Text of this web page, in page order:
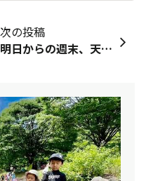
次の投稿
明日からの週末、天気は 晴れ時々曇り の予報！澄んだ空気の中で、満天の星空 を楽しめるチャンスですただし、夜は -3℃まで冷え込む予想 ❄️暖かい装いで、快適な冬キャンプをお楽しみください！直近の空き状況 &nbsp;2月8日(土)〜2月11日(火)🔹ミニログハウス／ミニログハウスプラス → エアコン完備 だから寒い夜も快適♪🔹常設テントサイト → こたつ付き でwelcomeみかんで冬キャンプでもぬくぬく快適✨🔹河原サイト → 開放感たっぷり！自然を感じるキャンプにおすすめキャンプインストラクター が、疑問やお困りごとにお応えします😊📲 ご予約はWEBが便利！お電話でのお問い合わせもお気軽にどうぞ